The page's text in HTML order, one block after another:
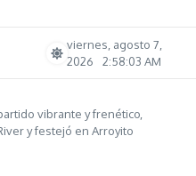
viernes, agosto 7,
2026
2:58:04 AM
vibrante y frenético,
y festejó en Arroyito